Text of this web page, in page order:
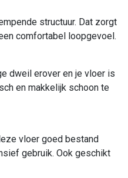
structuur. Dat zorgt
comfortabel loopgevoel.
dweil erover en je vloer is
en makkelijk schoon te
vloer goed bestand
gebruik. Ook geschikt